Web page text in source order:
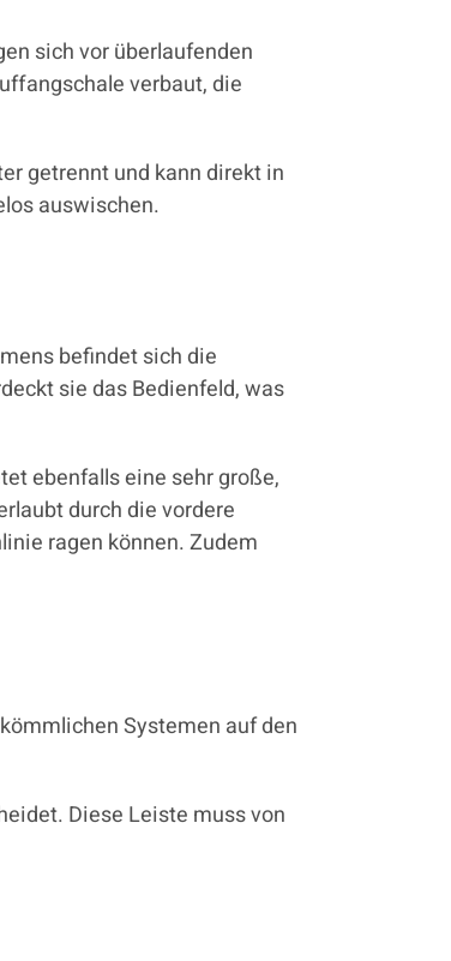
sich vor überlaufenden
verbaut, die
getrennt und kann direkt in
auswischen.
befindet sich die
sie das Bedienfeld, was
ebenfalls eine sehr große,
durch die vordere
ragen können. Zudem
Systemen auf den
Diese Leiste muss von